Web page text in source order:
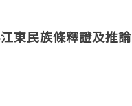
東民族條釋證及推論